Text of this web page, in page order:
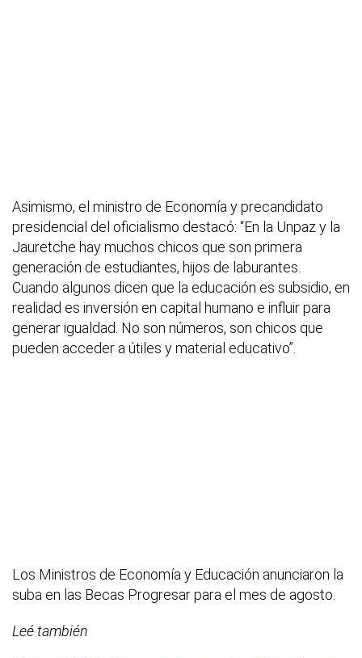
Asimismo, el ministro de Economía y precandidato
presidencial del oficialismo destacó: “En la Unpaz y la
Jauretche hay muchos chicos que son primera
generación de estudiantes, hijos de laburantes.
Cuando algunos dicen que la educación es subsidio, en
realidad es inversión en capital humano e influir para
generar igualdad. No son números, son chicos que
pueden acceder a útiles y material educativo”.
Los Ministros de Economía y Educación anunciaron la
suba en las Becas Progresar para el mes de agosto.
Leé también